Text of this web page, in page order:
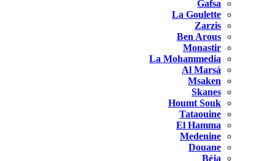
Gafsa
La Goulette
Zarzis
Ben Arous
Monastir
La Mohammedia
Al Marsá
Msaken
Skanes
Houmt Souk
Tataouine
El Hamma
Medenine
Douane
Béja